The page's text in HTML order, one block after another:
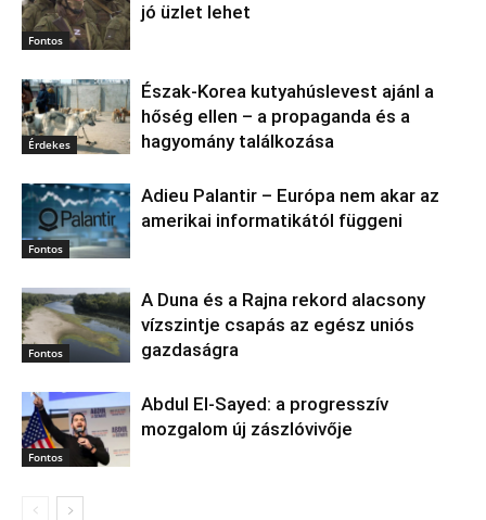
Fontos
jó üzlet lehet
Érdekes
Észak‑Korea kutyahúslevest ajánl a
hőség ellen – a propaganda és a
hagyomány találkozása
Fontos
Adieu Palantir – Európa nem akar az
amerikai informatikától függeni
Fontos
A Duna és a Rajna rekord alacsony
vízszintje csapás az egész uniós
gazdaságra
Fontos
Abdul El‑Sayed: a progresszív
mozgalom új zászlóvivője